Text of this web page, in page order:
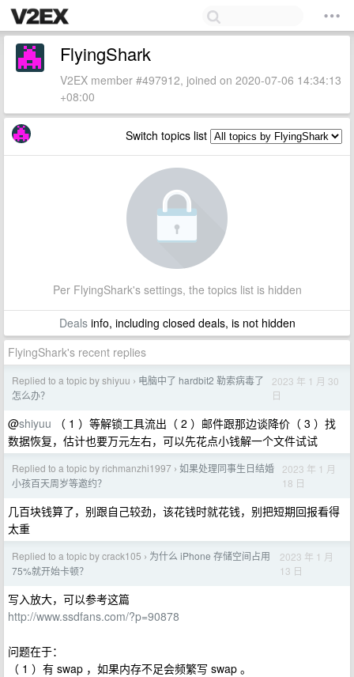
FlyingShark
V2EX member #497912, joined on 2020-07-06 14:34:13
+08:00
Switch topics list
Per FlyingShark's settings, the topics list is hidden
Dealsinfo, including closed deals, is not hidden
FlyingShark's recent replies
Replied to a topic by shiyuu › 电脑中了 hardbit2 勒索病毒了
怎么办？
2023 年 1 月 30
日
@shiyuu （ 1 ）等解锁工具流出（ 2 ）邮件跟那边谈降价（ 3 ）找
数据恢复，估计也要万元左右，可以先花点小钱解一个文件试试
Replied to a topic by richmanzhi1997 › 如果处理同事生日结婚
小孩百天周岁等邀约？
2023 年 1 月
18 日
几百块钱算了，别跟自己较劲，该花钱时就花钱，别把短期回报看得
太重
Replied to a topic by crack105 › 为什么 iPhone 存储空间占用
75%就开始卡顿？
2023 年 1 月
13 日
写入放大，可以参考这篇
http://www.ssdfans.com/?p=90878
问题在于：
（ 1 ）有 swap ，如果内存不足会频繁写 swap 。